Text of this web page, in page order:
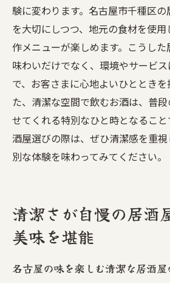
験に変わります。名古屋市千種区
を大切にしつつ、地元の食材を使
作メニューが楽しめます。こうし
味わいだけでなく、環境やサービ
で、お客さまに心地よいひととき
た、清潔な空間で飲むお酒は、普
せてくれる特別なひと時となるこ
酒屋選びの際は、ぜひ清潔感を重
別な体験を味わってみてください。
清潔さが自慢の居酒
美味を堪能
名古屋の味を楽しむ清潔な居酒